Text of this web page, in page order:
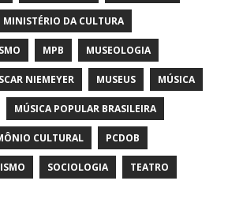
MINISTÉRIO DA CULTURA
MPB MUSEOLOGIA
NIEMEYER MUSEUS MÚSICA
MÚSICA POPULAR BRASILEIRA
CULTURAL PCDOB
SOCIOLOGIA TEATRO